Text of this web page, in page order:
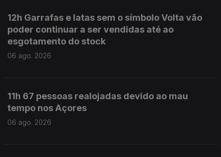
12h Garrafas e latas sem o símbolo Volta vão
poder continuar a ser vendidas até ao
esgotamento do stock
06 ago. 2026
11h 67 pessoas realojadas devido ao mau
tempo nos Açores
06 ago. 2026